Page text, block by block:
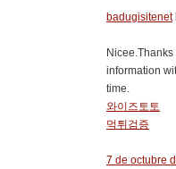
badugisitenet
information
time.
와이즈토토
먹튀검증
7 de octubre